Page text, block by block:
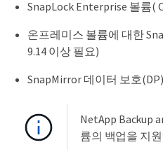
SnapLock Enterprise 볼륨(
온프레미스 볼륨에 대한
9.14 이상 필요)
SnapMirror 데이터 보호
NetApp Backup
륨의 백업을 지